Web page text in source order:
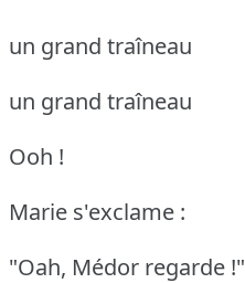
un grand traîneau
un grand traîneau
Ooh !
Marie s'exclame :
"Oah, Médor regarde !"